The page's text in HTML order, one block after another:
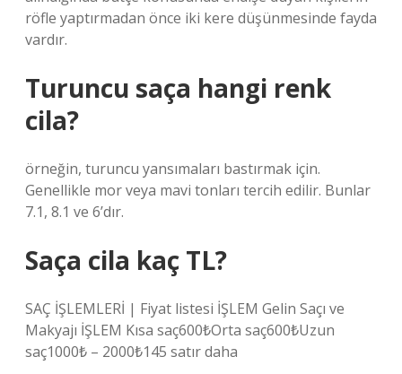
röfle yaptırmadan önce iki kere düşünmesinde fayda
vardır.
Turuncu saça hangi renk
cila?
örneğin, turuncu yansımaları bastırmak için.
Genellikle mor veya mavi tonları tercih edilir. Bunlar
7.1, 8.1 ve 6’dır.
Saça cila kaç TL?
SAÇ İŞLEMLERİ | Fiyat listesi İŞLEM Gelin Saçı ve
Makyajı İŞLEM Kısa saç600₺Orta saç600₺Uzun
saç1000₺ – 2000₺145 satır daha